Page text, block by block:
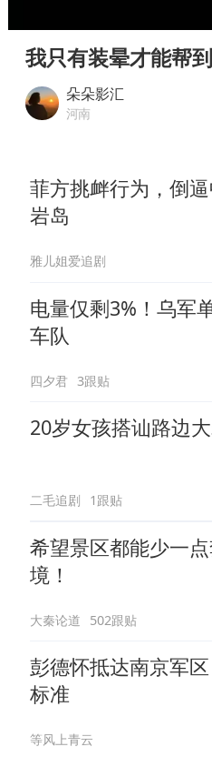
香港
董璇
我只有装晕才能帮
朵朵影汇
河南
菲方挑衅行为，倒
岩岛
雅儿姐爱追剧
电量仅剩3%！乌军
车队
四夕君 3跟贴
20岁女孩搭讪路边
二毛追剧 1跟贴
希望景区都能少一
境！
大秦论道 502跟贴
彭德怀抵达南京军
标准
等风上青云